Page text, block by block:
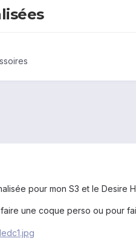
pour mon S3 et le Desire
une coque perso ou pour